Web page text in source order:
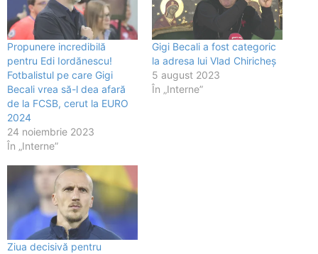
Propunere incredibilă
pentru Edi Iordănescu!
Fotbalistul pe care Gigi
Becali vrea să-l dea afară
de la FCSB, cerut la EURO
2024
24 noiembrie 2023
În „Interne”
Gigi Becali a fost categoric
la adresa lui Vlad Chiricheș
5 august 2023
În „Interne”
Ziua decisivă pentru